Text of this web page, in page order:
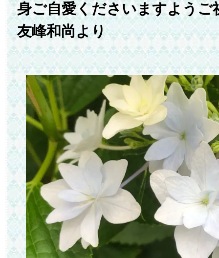
身ご自愛くださいますようご
友峰和尚より